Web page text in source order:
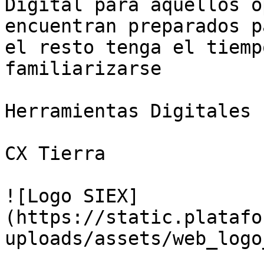
Digital para aquellos
encuentran
el resto tenga el
familiarizarse
Herramientas Digitales
CX Tierra
![Logo SIEX]
(https://
uploads/assets/